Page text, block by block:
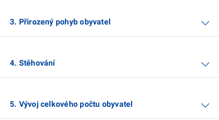
3. Přirozený pohyb obyvatel
4. Stěhování
5. Vývoj celkového počtu obyvatel